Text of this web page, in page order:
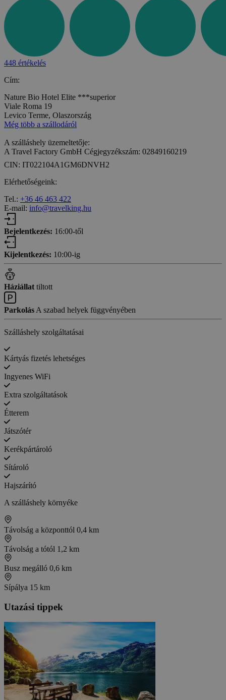
448 értékelés
Cím:
Nature Bio Hotel Elite ***superior
Viale Roma 19
Levico Terme, Olaszország
Még több a szállodáról
A szálláshely üzemeltetője:
A Travel Factory GmbH Cégjegyzékszám: 02849160219
CIN: IT022104A1GM6DNVH2
Elérhetőségeink:
Tel.: +36 46 463 422
E-mail: info@travelking.hu
Bejelentkezés: 16:00-től
Kijelentkezés: 10:00-ig
Háziállat tiltott
Parkolás A szabad helyek függvényében
Szálláshely szolgáltatásai
Kártyás fizetés lehetséges
Ingyenes WiFi
Extra szolgáltatások
Étterem
Játszótér
Kerékpártároló
Sítároló
Hajszárító
A szálláshely környéke
Távolság a központtól 0,4 km
Távolság a tótól 1,2 km
Busz megálló 0,6 km
Sípálya 15 km
Utazási tippek